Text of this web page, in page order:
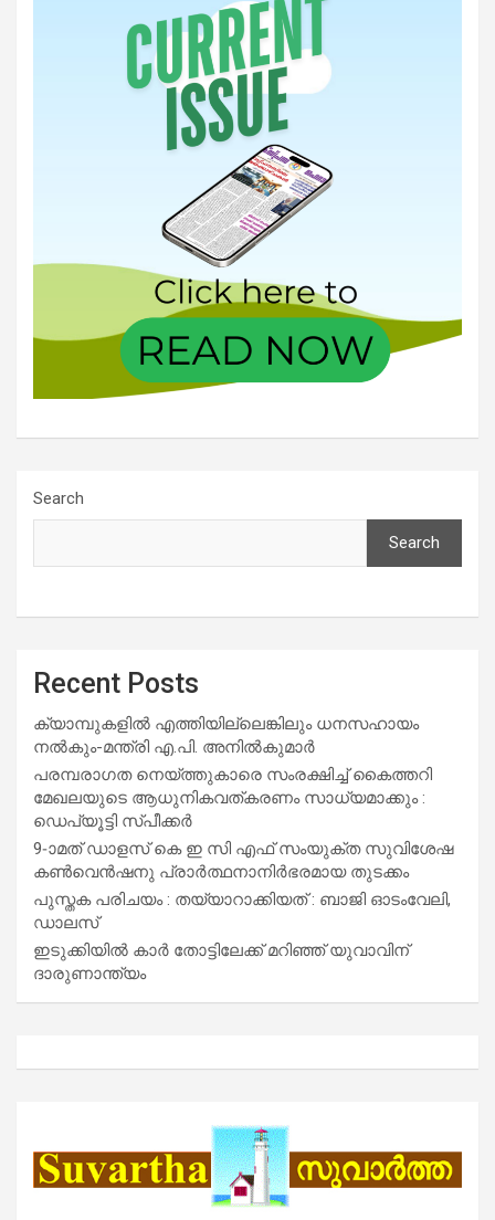
Search
Search
Recent Posts
ക്യാമ്പുകളിൽ എത്തിയില്ലെങ്കിലും ധനസഹായം
നൽകും-മന്ത്രി എ.പി. അനിൽകുമാർ
പരമ്പരാഗത നെയ്ത്തുകാരെ സംരക്ഷിച്ച് കൈത്തറി
മേഖലയുടെ ആധുനികവത്കരണം സാധ്യമാക്കും :
ഡെപ്യൂട്ടി സ്പീക്കർ
9-ാമത് ഡാളസ് കെ ഇ സി എഫ് സംയുക്ത സുവിശേഷ
കൺവെൻഷനു പ്രാർത്ഥനാനിർഭരമായ തുടക്കം
പുസ്തക പരിചയം : തയ്യാറാക്കിയത് : ബാജി ഓടംവേലി,
ഡാലസ്
ഇടുക്കിയിൽ കാർ തോട്ടിലേക്ക് മറിഞ്ഞ് യുവാവിന്
ദാരുണാന്ത്യം